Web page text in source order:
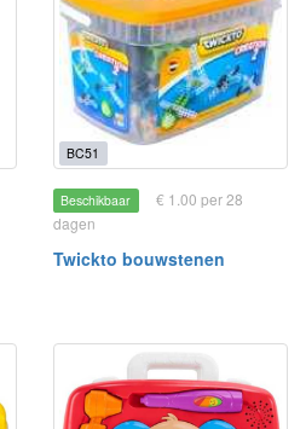
BC51
Beschikbaar
€ 1.00 per 28
dagen
Twickto bouwstenen